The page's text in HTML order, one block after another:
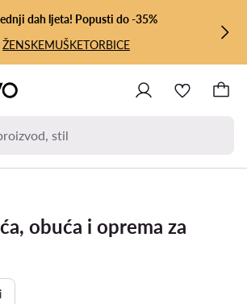
SADRŽAJ
dah ljeta! Popusti do -35%
ŽENSKEMUŠKETORBICE
stil
obuća i oprema za